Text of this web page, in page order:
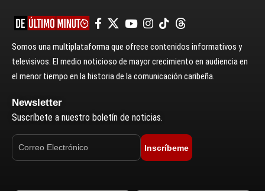
Somos una multiplataforma que ofrece contenidos informativos y
televisivos. El medio noticioso de mayor crecimiento en audiencia en
el menor tiempo en la historia de la comunicación caribeña.
Newsletter
Suscríbete a nuestro boletín de noticias.
Inscríbeme